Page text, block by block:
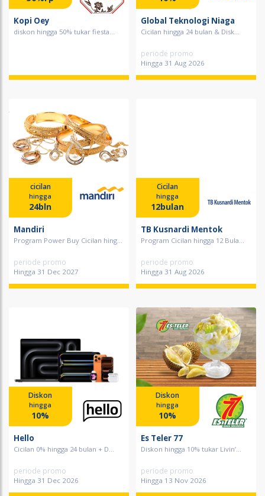
Kopi Oey
diskon hingga 50% tukar fiesta...
Global Teknologi Niaga
Cicilan hingga 24 bulan & Disk...
periode promo
Hingga 31 Aug 2026
cicilan
hingga
24bln
Mandiri
Program Power Buy Cicilan hing...
periode promo
Hingga 31 Dec 2027
Cicilan
hingga
12bulan
TB Kusnardi Mentok
Program Cicilan hingga 12 Bula...
periode promo
Hingga 31 Aug 2026
Diskon
hingga
10%
Hello
Cicilan 0% hingga 24 bulan + D...
periode promo
Hingga 31 Dec 2026
Diskon
hingga
10%
Es Teler 77
Diskon hingga 10% tukar Livin’...
periode promo
Hingga 13 Nov 2026